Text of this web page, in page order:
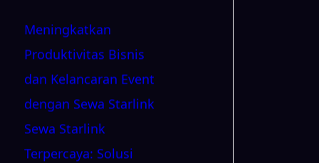
Meningkatkan
Produktivitas Bisnis
dan Kelancaran Event
dengan Sewa Starlink
Sewa Starlink
Terpercaya: Solusi